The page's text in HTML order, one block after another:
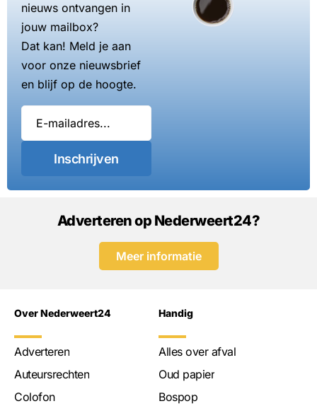
nieuws ontvangen in
jouw mailbox?
Dat kan! Meld je aan
voor onze nieuwsbrief
en blijf op de hoogte.
Inschrijven
Adverteren op Nederweert24?
Meer informatie
Over Nederweert24
Adverteren
Auteursrechten
Colofon
Handig
Alles over afval
Oud papier
Bospop